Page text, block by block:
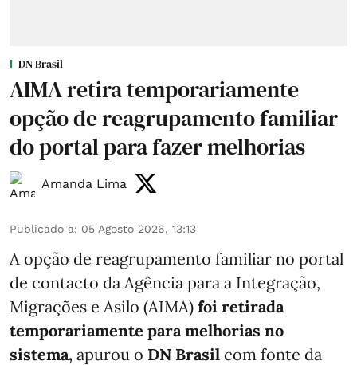
DN Brasil
AIMA retira temporariamente
opção de reagrupamento familiar
do portal para fazer melhorias
Amanda Lima
Publicado a: 05 Agosto 2026, 13:13
A opção de reagrupamento familiar no portal
de contacto da Agência para a Integração,
Migrações e Asilo (AIMA) foi retirada
temporariamente para melhorias no
sistema, apurou o DN Brasil com fonte da